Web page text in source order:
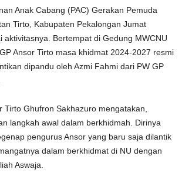
Anak Cabang (PAC) Gerakan Pemuda
Tirto, Kabupaten Pekalongan Jumat
aktivitasnya. Bertempat di Gedung MWCNU
Ansor Tirto masa khidmat 2024-2027 resmi
dipandu oleh Azmi Fahmi dari PW GP
Tirto Ghufron Sakhazuro mengatakan,
langkah awal dalam berkhidmah. Dirinya
pengurus Ansor yang baru saja dilantik
dalam berkhidmat di NU dengan
Aswaja.